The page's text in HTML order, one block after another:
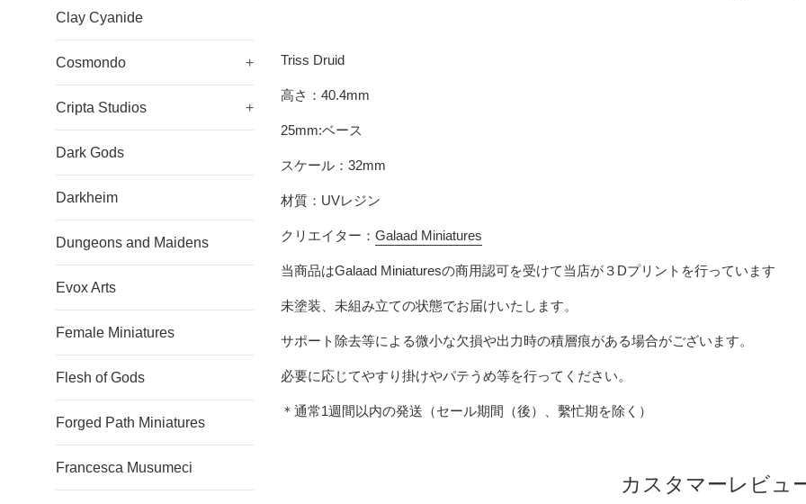
Clay Cyanide
Cosmondo +
Cripta Studios +
Dark Gods
Darkheim
Dungeons and Maidens
Evox Arts
Female Miniatures
Flesh of Gods
Forged Path Miniatures
Francesca Musumeci
Triss Druid
高さ：40.4mm
25mm:ベース
スケール：32mm
材質：UVレジン
クリエイター： Galaad Miniatures
当商品はGalaad Miniaturesの商用認可を受けて当店が３Dプリントを行っています
未塗装、未組み立ての状態でお届けいたします。
サポート除去等による微小な欠損や出力時の積層痕がある場合がございます。
必要に応じてやすり掛けやパテうめ等を行ってください。
＊通常1週間以内の発送（セール期間（後）、繫忙期を除く）
カスタマーレビュ